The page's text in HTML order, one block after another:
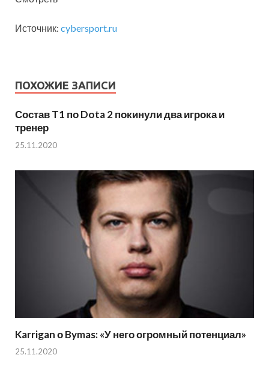
Источник: cybersport.ru
ПОХОЖИЕ ЗАПИСИ
Состав T1 по Dota 2 покинули два игрока и
тренер
25.11.2020
Karrigan о Bymas: «У него огромный потенциал»
25.11.2020